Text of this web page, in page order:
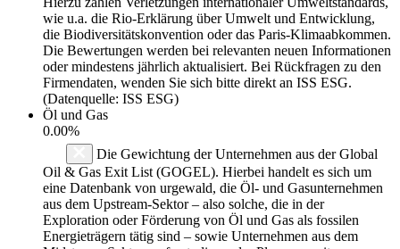
wie u.a. die Rio-Erklärung über Umwelt und Entwicklung,
die Biodiversitätskonvention oder das Paris-Klimaabkommen.
Die Bewertungen werden bei relevanten neuen Informationen
oder mindestens jährlich aktualisiert. Bei Rückfragen zu den
Firmendaten, wenden Sie sich bitte direkt an ISS ESG.
(Datenquelle: ISS ESG)
Öl und Gas
0.00%
Die Gewichtung der Unternehmen aus der Global
Oil & Gas Exit List (GOGEL). Hierbei handelt es sich um
eine Datenbank von urgewald, die Öl- und Gasunternehmen
aus dem Upstream-Sektor – also solche, die in der
Exploration oder Förderung von Öl und Gas als fossilen
Energieträgern tätig sind – sowie Unternehmen aus dem